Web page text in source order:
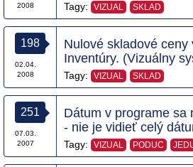
2008
Tagy: VIZUAL SKLAD
198
02.04.
2008
Nulové skladové ceny
Inventúry. (Vizuálny
Tagy: VIZUAL SKLAD
251
07.03.
2007
Dátum v programe sa
- nie je vidieť celý
Tagy: VIZUAL PODUC